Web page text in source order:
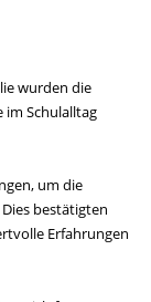
wurden die
im Schulalltag
um die
bestätigten
Erfahrungen